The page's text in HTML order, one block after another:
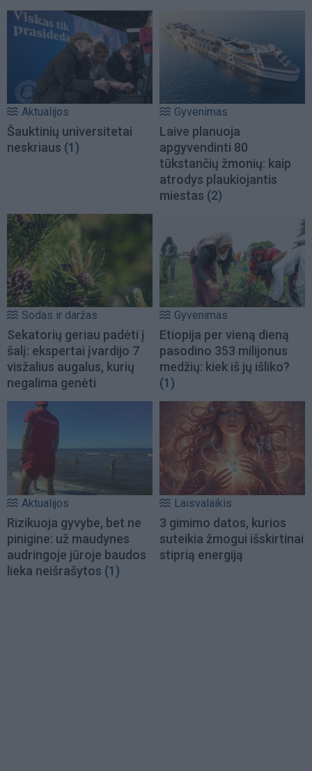
Aktualijos
Šauktinių universitetai
neskriaus (1)
Gyvenimas
Laive planuoja
apgyvendinti 80
tūkstančių žmonių: kaip
atrodys plaukiojantis
miestas (2)
Sodas ir daržas
Sekatorių geriau padėti į
šalį: ekspertai įvardijo 7
visžalius augalus, kurių
negalima genėti
Gyvenimas
Etiopija per vieną dieną
pasodino 353 milijonus
medžių: kiek iš jų išliko?
(1)
Aktualijos
Rizikuoja gyvybe, bet ne
pinigine: už maudynes
audringoje jūroje baudos
lieka neišrašytos (1)
Laisvalaikis
3 gimimo datos, kurios
suteikia žmogui išskirtinai
stiprią energiją